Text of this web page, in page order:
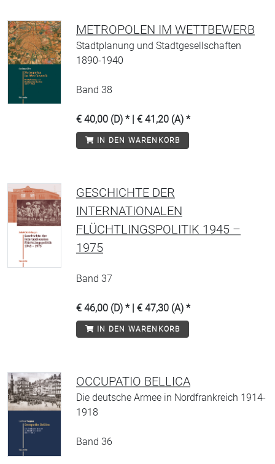
METROPOLEN IM WETTBEWERB
Stadtplanung und Stadtgesellschaften
1890-1940
Band 38
€ 40,00 (D) * | € 41,20 (A) *
IN DEN WARENKORB
GESCHICHTE DER
INTERNATIONALEN
FLÜCHTLINGSPOLITIK 1945 –
1975
Band 37
€ 46,00 (D) * | € 47,30 (A) *
IN DEN WARENKORB
OCCUPATIO BELLICA
Die deutsche Armee in Nordfrankreich 1914-
1918
Band 36